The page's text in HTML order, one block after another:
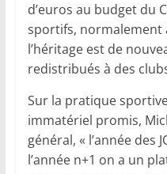
d’euros au budget du
sportifs, normalement
l’héritage est de
redistribués à des
Sur la pratique
immatériel promis,
général, « l’année des
l’année n+1 on a un